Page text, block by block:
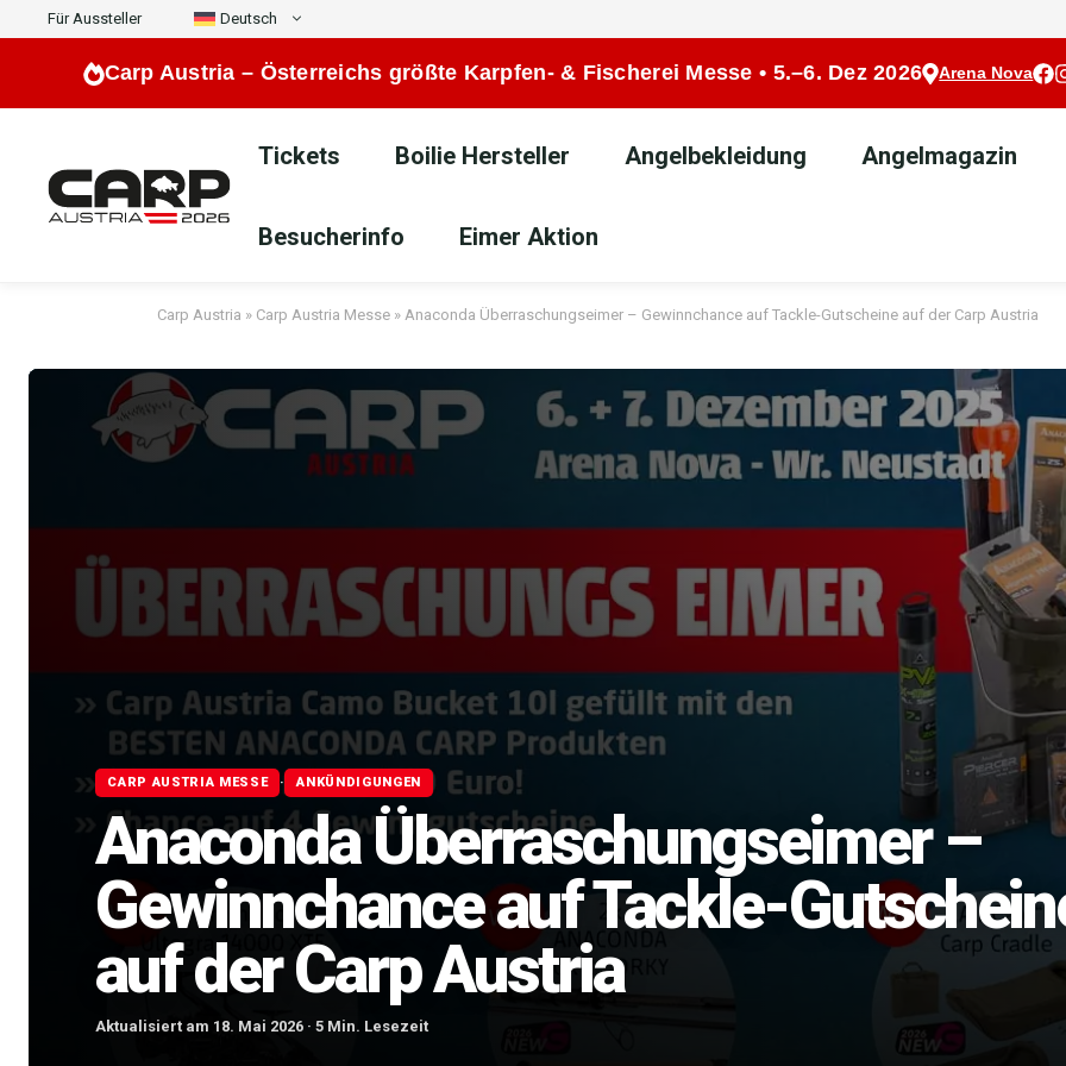
Für Aussteller Deutsch
Carp Austria – Österreichs größte Karpfen- & Fischerei Messe • 5.–6. Dez 2026 Arena Nova
Tickets Boilie Hersteller Angelbekleidung Angelmagazin
Besucherinfo Eimer Aktion
Carp Austria » Carp Austria Messe » Anaconda Überraschungseimer – Gewinnchance auf Tackle-Gutscheine auf der Carp Austria
CARP AUSTRIA MESSE · ANKÜNDIGUNGEN
Anaconda Überraschungseimer –
Gewinnchance auf Tackle-
auf der Carp Austria
Aktualisiert am 18. Mai 2026 · 5 Min. Lesezeit